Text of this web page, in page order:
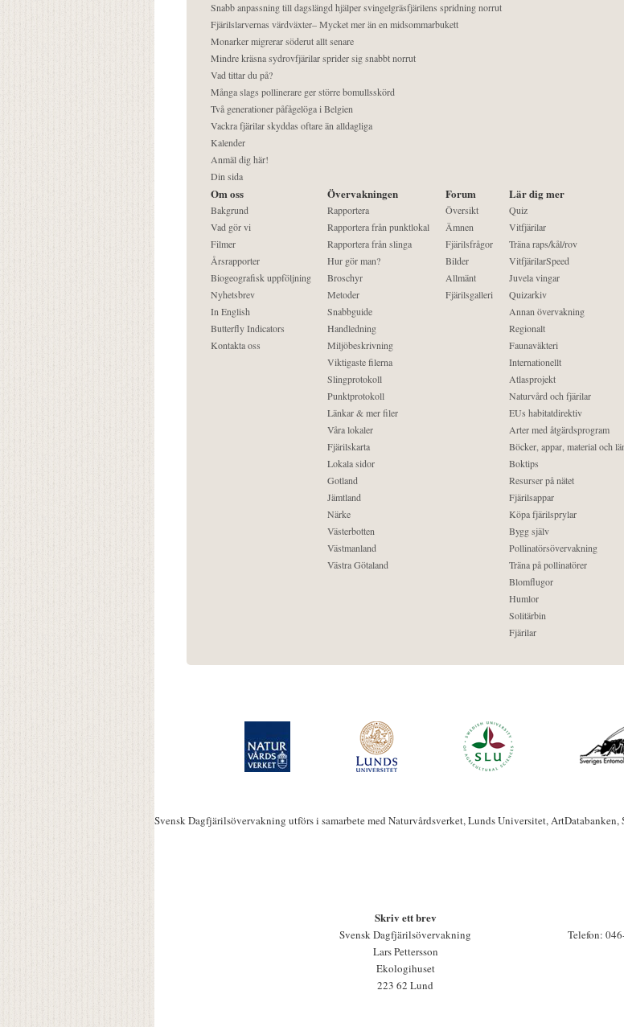
Snabb anpassning till dagslängd hjälper svingelgräsfjärilens spridning norrut
Fjärilslarvernas värdväxter– Mycket mer än en midsommarbukett
Monarker migrerar söderut allt senare
Mindre kräsna sydrovfjärilar sprider sig snabbt norrut
Vad tittar du på?
Många slags pollinerare ger större bomullsskörd
Två generationer påfågelöga i Belgien
Vackra fjärilar skyddas oftare än alldagliga
Kalender
Anmäl dig här!
Din sida
Om oss
Bakgrund
Vad gör vi
Filmer
Årsrapporter
Biogeografisk uppföljning
Nyhetsbrev
In English
Butterfly Indicators
Kontakta oss
Övervakningen
Rapportera
Rapportera från punktlokal
Rapportera från slinga
Hur gör man?
Broschyr
Metoder
Snabbguide
Handledning
Miljöbeskrivning
Viktigaste filerna
Slingprotokoll
Punktprotokoll
Länkar & mer filer
Våra lokaler
Fjärilskarta
Lokala sidor
Gotland
Jämtland
Närke
Västerbotten
Västmanland
Västra Götaland
Forum
Översikt
Ämnen
Fjärilsfrågor
Bilder
Allmänt
Fjärilsgalleri
Lär dig mer
Quiz
Vitfjärilar
Träna raps/kål/rov
VitfjärilarSpeed
Juvela vingar
Quizarkiv
Annan övervakning
Regionalt
Faunaväkteri
Internationellt
Atlasprojekt
Naturvård och fjärilar
EUs habitatdirektiv
Arter med åtgärdsprogram
Böcker, appar, material och
Boktips
Resurser på nätet
Fjärilsappar
Köpa fjärilsprylar
Bygg själv
Pollinatörsövervakning
Träna på pollinatörer
Blomflugor
Humlor
Solitärbin
Fjärilar
Svensk Dagfjärilsövervakning utförs i samarbete med Naturvårdsverket, Lunds Universitet,
Skriv ett brev
Svensk Dagfjärilsövervakning
Lars Pettersson
Ekologihuset
223 62 Lund
Telefon: